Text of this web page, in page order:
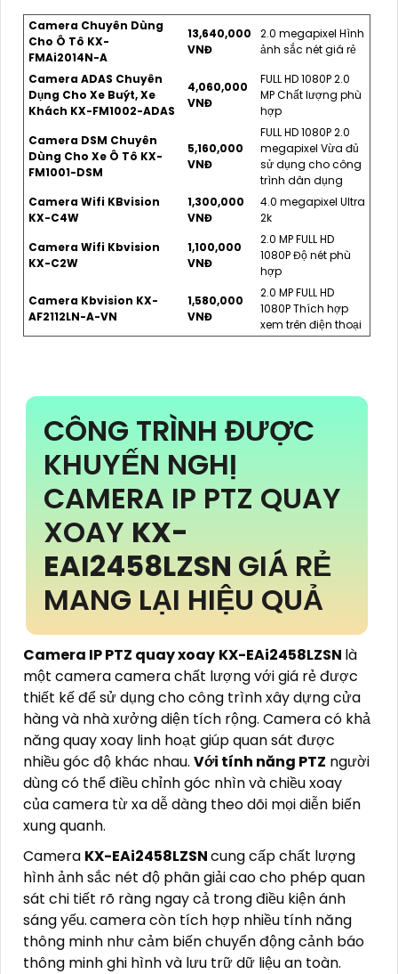
Camera Chuyên Dùng
Cho Ô Tô KX-
FMAi2014N-A
13,640,000
VNĐ
2.0 megapixel Hình
ảnh sắc nét giá rẻ
Camera ADAS Chuyên
Dụng Cho Xe Buýt, Xe
Khách KX-FM1002-ADAS
4,060,000
VNĐ
FULL HD 1080P 2.0
MP Chất lượng phù
hợp
Camera DSM Chuyên
Dùng Cho Xe Ô Tô KX-
FM1001-DSM
5,160,000
VNĐ
FULL HD 1080P 2.0
megapixel Vừa đủ
sử dụng cho công
trình dân dụng
Camera Wifi KBvision
KX-C4W
1,300,000
VNĐ
4.0 megapixel Ultra
2k
Camera Wifi Kbvision
KX-C2W
1,100,000
VNĐ
2.0 MP FULL HD
1080P Độ nét phù
hợp
Camera Kbvision KX-
AF2112LN-A-VN
1,580,000
VNĐ
2.0 MP FULL HD
1080P Thích hợp
xem trên điện thoại
CÔNG TRÌNH ĐƯỢC
KHUYẾN NGHỊ
CAMERA IP PTZ QUAY
XOAY KX-
EAI2458LZSN GIÁ RẺ
MANG LẠI HIỆU QUẢ
Camera IP PTZ quay xoay KX-EAi2458LZSN là
một camera camera chất lượng với giá rẻ được
thiết kế để sử dụng cho công trình xây dựng cửa
hàng và nhà xưởng diện tích rộng. Camera có khả
năng quay xoay linh hoạt giúp quan sát được
nhiều góc độ khác nhau. Với tính năng PTZ người
dùng có thể điều chỉnh góc nhìn và chiều xoay
của camera từ xa dễ dàng theo dõi mọi diễn biến
xung quanh.
Camera KX-EAi2458LZSNcung cấp chất lượng
hình ảnh sắc nét độ phân giải cao cho phép quan
sát chi tiết rõ ràng ngay cả trong điều kiện ánh
sáng yếu.camera còn tích hợp nhiều tính năng
thông minh như cảm biến chuyển động cảnh báo
thông minh ghi hình và lưu trữ dữ liệu an toàn.